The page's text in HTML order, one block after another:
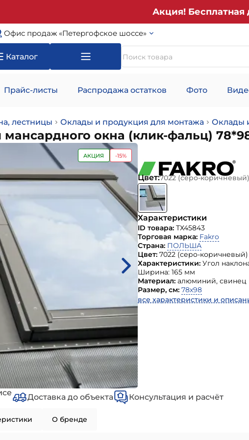
Акция! Бесплатная
Офис продаж «Петергофское шоссе»
Каталог
Прайс-листы Распродажа остатков Фото
лестницы Оклады и продукция для монтажа Оклады
мансардного окна (клик-фальц)
АКЦИЯ -15%
Цвет:7022 (серо-коричневый)
Характеристики
ID товара: ТХ45843
Торговая марка: Fakro
Страна: ПОЛЬША
Цвет: 7022 (серо-коричневый)
Характеристики: Угол
Ширина: 165 мм
Материал: алюминий, свинец
Размер, см: 78х98
все характеристики и
Доставка до объекта Консультация и расчёт
О бренде